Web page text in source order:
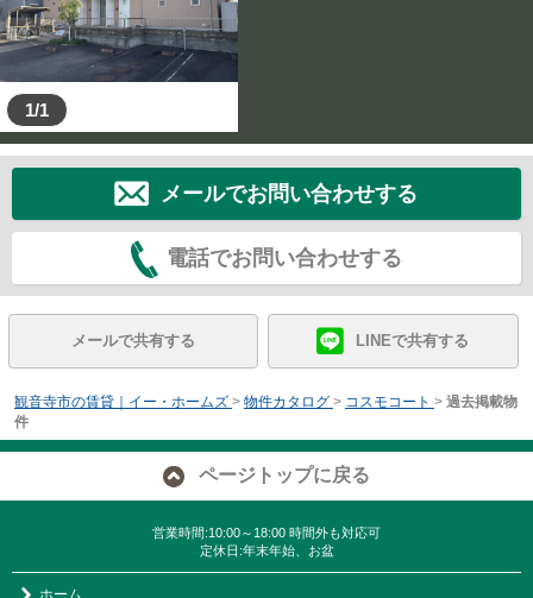
1/1
メールでお問い合わせする
電話でお問い合わせする
メールで共有する LINEで共有する
観音寺市の賃貸｜イー・ホームズ > 物件カタログ > コスモコート > 過去掲載物
件
ページトップに戻る
営業時間:10:00～18:00 時間外も対応可
定休日:年末年始、お盆
ホーム